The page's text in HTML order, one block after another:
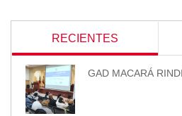
RECIENTES
GAD MACARÁ